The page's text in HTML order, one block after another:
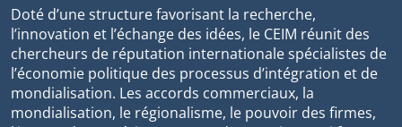
Doté d’une structure favorisant la recherche,
l’innovation et l’échange des idées, le CEIM réunit des
chercheurs de réputation internationale spécialistes de
l’économie politique des processus d’intégration et de
mondialisation. Les accords commerciaux, la
mondialisation, le régionalisme, le pouvoir des firmes,